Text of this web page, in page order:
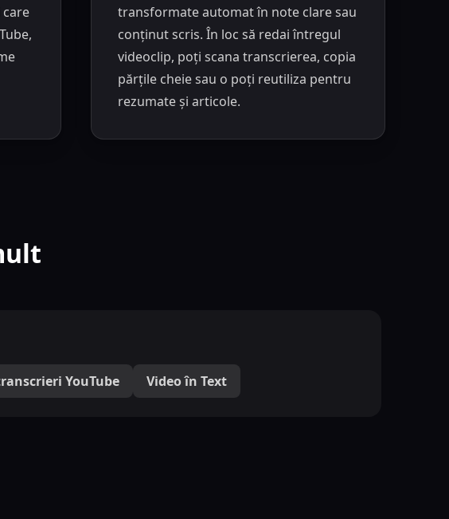
transformate automat în note clare sau
conținut scris. În loc să redai întregul
videoclip, poți scana transcrierea, copia
părțile cheie sau o poți reutiliza pentru
rezumate și articole.
YouTube Video în Text